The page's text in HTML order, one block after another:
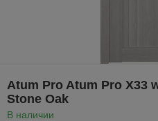
Atum Pro Atum Pro Х33
Stone Oak
В наличии